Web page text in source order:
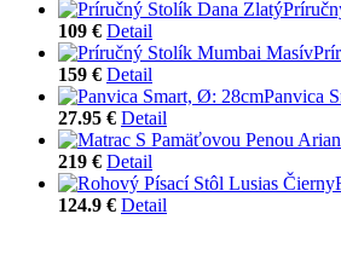
109 € Detail
159 € Detail
Panvica
27.95 € Detail
219 € Detail
124.9 € Detail